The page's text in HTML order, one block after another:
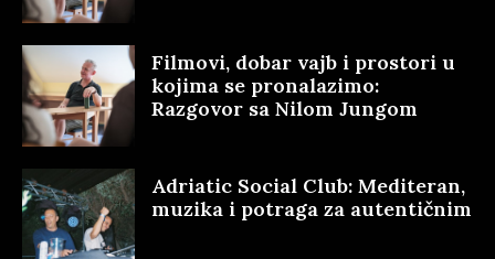
Filmovi, dobar vajb i prostori u
kojima se pronalazimo:
Razgovor sa Nilom Jungom
Adriatic Social Club: Mediteran,
muzika i potraga za autentičnim